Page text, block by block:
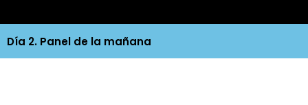
Día 2. Panel de la mañana